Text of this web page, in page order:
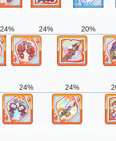
24% 24% 20%
24% 24%